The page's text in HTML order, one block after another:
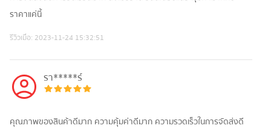
ราคาแค่นี้
รีวิวเมื่อ: 2023-11-24 15:32:51
รา*****ร์
คุณภาพของสินค้าดีมาก ความคุ้มค่าดีมาก ความรวดเร็วในการจัดส่งดี